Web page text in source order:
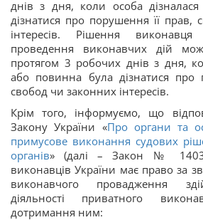
днів з дня, коли особа
дізнатися про порушення її прав,
інтересів. Рішення
проведення виконавчих дій
протягом 3 робочих днів з дня,
або повинна була дізнатися про
свобод чи законних інтересів.
Крім того, інформуємо, що
Закону України «Про органи та
примусове виконання судових
органів» (далі – Закон №
виконавців України має право за
виконавчого провадження
діяльності приватного
дотримання ним: